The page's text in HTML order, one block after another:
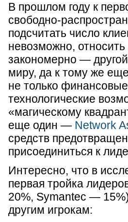
В прошлом году к
свободно-
подсчитать число
невозможно, относить
закономерно —
миру, да к тому же
не только
технологические
«магическому
еще один — Network
средств
присоединиться к
Интересно, что в
первая тройка
20%, Symantec —
другим игрокам: